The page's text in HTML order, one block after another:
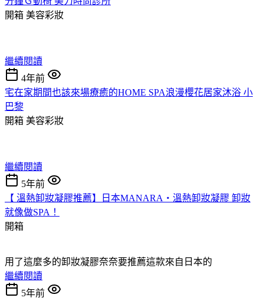
開箱 美容彩妝
繼續閱讀
4年前
宅在家期間也該來場療癒的HOME SPA浪漫櫻花居家沐浴 小
巴黎
開箱 美容彩妝
繼續閱讀
5年前
【 溫熱卸妝凝膠推薦】日本MANARA‧溫熱卸妝凝膠 卸妝
就像做SPA！
開箱
用了這麼多的卸妝凝膠奈奈要推薦這款來自日本的
繼續閱讀
5年前